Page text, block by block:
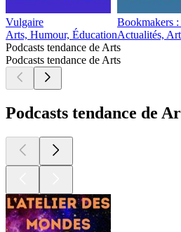
Vulgaire
Arts, Humour, Éducation
Bookmakers
Actualités,
Podcasts tendance de Arts
Podcasts tendance de Arts
Podcasts tendance de